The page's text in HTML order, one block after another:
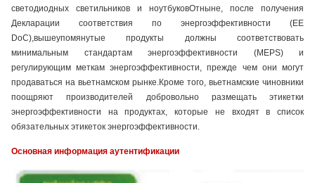
светодиодных светильников и ноутбуковОтныне, после получения
Декларации соответствия по энергоэффективности (EE
DoC),вышеупомянутые продукты должны соответствовать
минимальным стандартам энергоэффективности (MEPS) и
регулирующим меткам энергоэффективности, прежде чем они могут
продаваться на вьетнамском рынке.Кроме того, вьетнамские чиновники
поощряют производителей добровольно размещать этикетки
энергоэффективности на продуктах, которые не входят в список
обязательных этикеток энергоэффективности.
Основная информация аутентификации